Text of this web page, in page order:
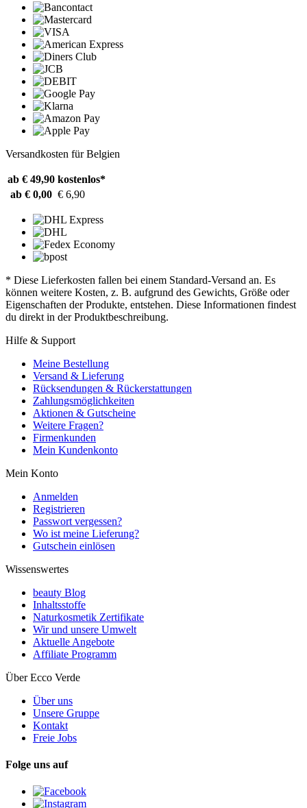
Versandkosten für Belgien
ab € 49,90 kostenlos*
ab € 0,00 € 6,90
* Diese Lieferkosten fallen bei einem Standard-Versand an. Es
können weitere Kosten, z. B. aufgrund des Gewichts, Größe oder
Eigenschaften der Produkte, entstehen. Diese Informationen findest
du direkt in der Produktbeschreibung.
Hilfe & Support
Meine Bestellung
Versand & Lieferung
Rücksendungen & Rückerstattungen
Zahlungsmöglichkeiten
Aktionen & Gutscheine
Weitere Fragen?
Firmenkunden
Mein Kundenkonto
Mein Konto
Anmelden
Registrieren
Passwort vergessen?
Wo ist meine Lieferung?
Gutschein einlösen
Wissenswertes
beauty Blog
Inhaltsstoffe
Naturkosmetik Zertifikate
Wir und unsere Umwelt
Aktuelle Angebote
Affiliate Programm
Über Ecco Verde
Über uns
Unsere Gruppe
Kontakt
Freie Jobs
Folge uns auf